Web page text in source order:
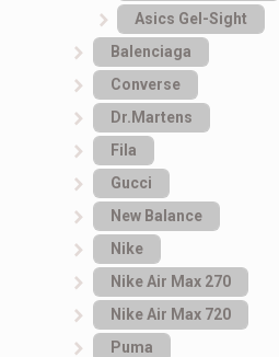
Asics Gel-Sight
Balenciaga
Converse
Dr.Martens
Fila
Gucci
New Balance
Nike
Nike Air Max 270
Nike Air Max 720
Puma